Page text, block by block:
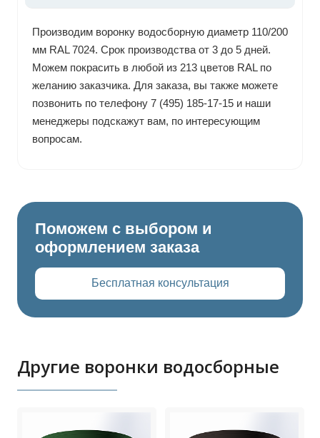
Производим воронку водосборную диаметр 110/200
мм RAL 7024. Срок производства от 3 до 5 дней.
Можем покрасить в любой из 213 цветов RAL по
желанию заказчика. Для заказа, вы также можете
позвонить по телефону 7 (495) 185-17-15 и наши
менеджеры подскажут вам, по интересующим
вопросам.
Поможем с выбором и
оформлением заказа
Бесплатная консультация
Другие воронки водосборные